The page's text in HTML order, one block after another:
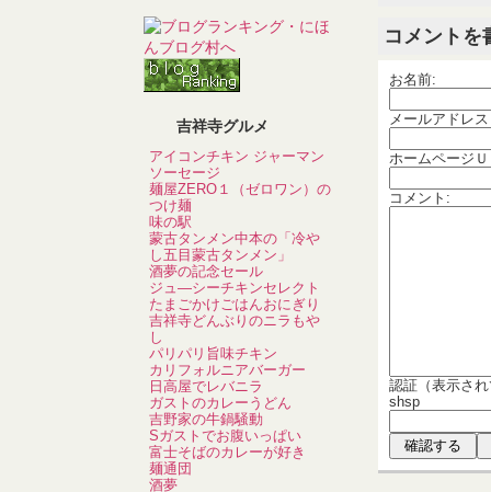
吉祥寺グルメ
アイコンチキン ジャーマン
ソーセージ
麺屋ZERO１（ゼロワン）の
つけ麺
味の駅
蒙古タンメン中本の「冷や
し五目蒙古タンメン」
酒夢の記念セール
ジュ―シーチキンセレクト
たまごかけごはんおにぎり
吉祥寺どんぶりのニラもや
し
パリパリ旨味チキン
カリフォルニアバーガー
日高屋でレバニラ
ガストのカレーうどん
吉野家の牛鍋騒動
Sガストでお腹いっぱい
富士そばのカレーが好き
麺通団
酒夢
コメントを
お名前:
メールアドレ
ホームページ
コメント:
認証（表示さ
shsp